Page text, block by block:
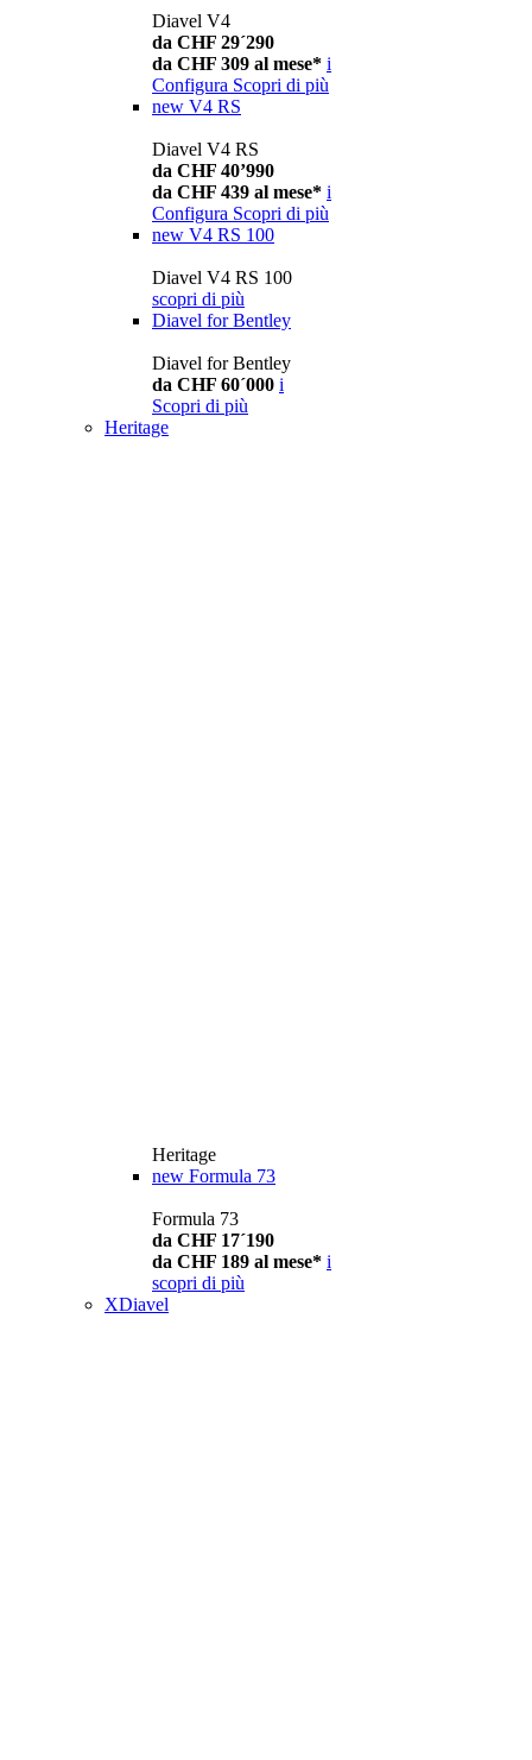
Diavel V4
da CHF 29´290
da CHF 309 al mese* i
Configura Scopri di più
new V4 RS
Diavel V4 RS
da CHF 40’990
da CHF 439 al mese* i
Configura Scopri di più
new V4 RS 100
Diavel V4 RS 100
scopri di più
Diavel for Bentley
Diavel for Bentley
da CHF 60´000 i
Scopri di più
Heritage
Heritage
new Formula 73
Formula 73
da CHF 17´190
da CHF 189 al mese* i
scopri di più
XDiavel